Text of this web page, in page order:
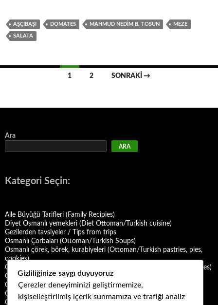
AŞÇIBAŞI DOMATES MAHMUD NEDIM B. TOSUN MEZE
SALATA
1 2 SONRAKI →
Ara
ARA
Kategori Seçin:
Aile Büyüğü Tarifleri (Family Recipies)
Diyet Osmanlı yemekleri (Diet Ottoman/Turkish cuisine)
Gezilerden tavsiyeler / Tips from trips
Osmanlı Çorbaları (Ottoman/Turkish Soups)
Osmanlı çörek, börek, kurabiyeleri (Ottoman/Turkish pastries, pies,
cookies)
Osmanlı Deniz Mahsulü Yemekleri (Ottoman/Turkish Seafood Dishes)
Osmanlı Halk Yemekleri (Ottoman/Turkish Folk Cuisine)
Osmanlı Mezeleri (Ottoman Mezes/Appetizers)
Osmanlı Saray Yemekleri (Ottoman/Turkish Palace Cuisine)
Osmanlı Şerbet ve Hoşafları (Ottoman/Turkish Sherbets and
Gizliliğinize saygı duyuyoruz
Çerezler deneyiminizi geliştirmemize,
kişiselleştirilmiş içerik sunmamıza ve trafiği analiz